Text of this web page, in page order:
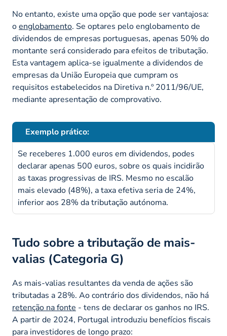
No entanto, existe uma opção que pode ser vantajosa:
oenglobamento. Se optares pelo englobamento de
dividendos de empresas portuguesas, apenas 50% do
montante será considerado para efeitos de tributação.
Esta vantagem aplica-se igualmente a dividendos de
empresas da União Europeia que cumpram os
requisitos estabelecidos na Diretiva n.º 2011/96/UE,
mediante apresentação de comprovativo.
Exemplo prático:
Se receberes 1.000 euros em dividendos, podes
declarar apenas 500 euros, sobre os quais incidirão
as taxas progressivas de IRS. Mesmo no escalão
mais elevado (48%), a taxa efetiva seria de 24%,
inferior aos 28% da tributação autónoma.
Tudo sobre a tributação de mais-
valias (Categoria G)
As mais-valias resultantes da venda de ações são
tributadas a 28%. Ao contrário dos dividendos, não há
retenção na fonte - tens de declarar os ganhos no IRS.
A partir de 2024, Portugal introduziu benefícios fiscais
para investidores de longo prazo: